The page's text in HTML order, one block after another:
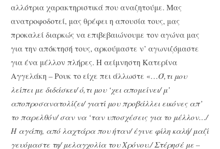
αλλότρια χαρακτηριστικά που αναζητούμε. Μας
ανατροφοδοτεί, μας θρέφει η απουσία τους, μας
προκαλεί διαρκώς να επιβεβαιώνουμε τον αγώνα μας
για την απόκτησή τους, αρκούμαστε ν’ αγωνιζόμαστε
για ένα μέλλον πλήρες. Η αείμνηστη Κατερίνα
Αγγελάκη – Ρουκ το είχε πει άλλωστε «…Ό,τι μου
λείπει με διδάσκει/ ό,τι μου ‘χει απομείνει/ μ’
αποπροσανατολίζει/ γιατί μου προβάλλει εικόνες απ’
το παρελθόν/ σαν να ‘ταν υποσχέσεις για το μέλλον…/
Η αγάπη, από λαχτάρα που ήταν/ έγινε φίλη καλή/ μαζί
γευόμαστε τη/ μελαγχολία του Χρόνου./ Στέρησέ με –